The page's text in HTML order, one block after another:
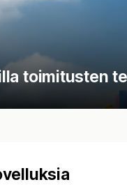
toimitusten